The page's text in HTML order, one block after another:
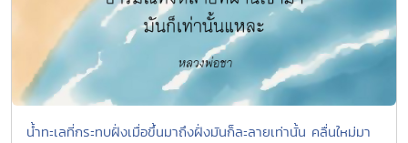
น้ำทะเลที่กระทบฝั่งเมื่อขึ้นมาถึงฝั่งมันก็ละลายเท่านั้น คลื่นใหม่มา